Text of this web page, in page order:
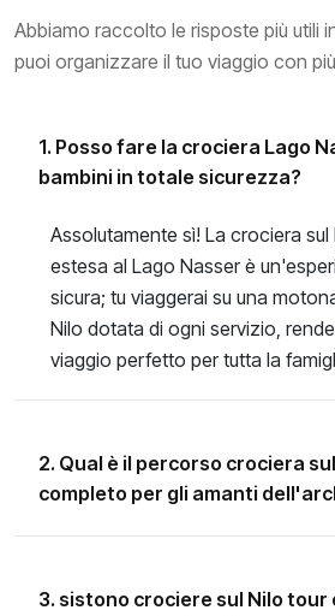
Abbiamo raccolto le risposte più utili
puoi organizzare il tuo viaggio con
1. Posso fare la crociera Lago
bambini in totale sicurezza?
Assolutamente sì! La crociera
estesa al Lago Nasser è
sicura; tu viaggerai su una
Nilo dotata di ogni servizio,
viaggio perfetto per tutta la
2. Qual è il percorso crociera
completo per gli amanti
3. sistono crociere sul Nilo